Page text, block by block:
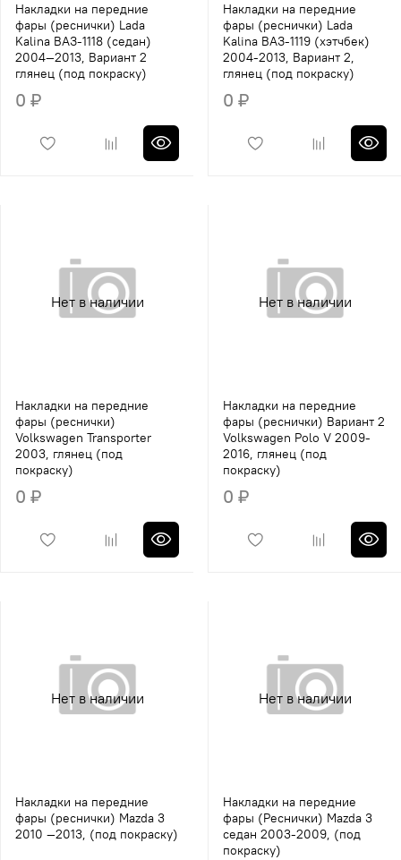
Накладки на передние
фары (реснички) Lada
Kalina ВАЗ-1118 (седан)
2004—2013, Вариант 2
глянец (под покраску)
0 ₽
Накладки на передние
фары (реснички) Lada
Kalina ВАЗ-1119 (хэтчбек)
2004-2013, Вариант 2,
глянец (под покраску)
0 ₽
Нет в наличии
Накладки на передние
фары (реснички)
Volkswagen Transporter
2003, глянец (под
покраску)
0 ₽
Нет в наличии
Накладки на передние
фары (реснички) Вариант 2
Volkswagen Polo V 2009-
2016, глянец (под
покраску)
0 ₽
Нет в наличии
Накладки на передние
фары (реснички) Mazda 3
2010 —2013, (под покраску)
Нет в наличии
Накладки на передние
фары (Реснички) Mazda 3
седан 2003-2009, (под
покраску)